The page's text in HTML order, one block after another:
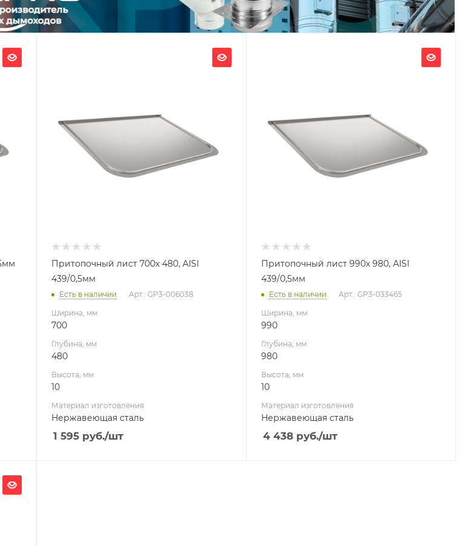
10
Материал изготовления
Нержавеющая сталь
Производитель
Притопочный лист 700х 480, AISI
439/0,5мм
Есть в наличии Арт.: GP3-006038
Ширина, мм
700
Глубина, мм
480
Высота, мм
10
Материал изготовления
Нержавеющая сталь
1 595 руб./шт
10
Материал изготовления
Нержавеющая сталь
Производитель
Притопочный лист 990х 980, AISI
439/0,5мм
Есть в наличии Арт.: GP3-033465
Ширина, мм
990
Глубина, мм
980
Высота, мм
10
Материал изготовления
Нержавеющая сталь
4 438руб./шт